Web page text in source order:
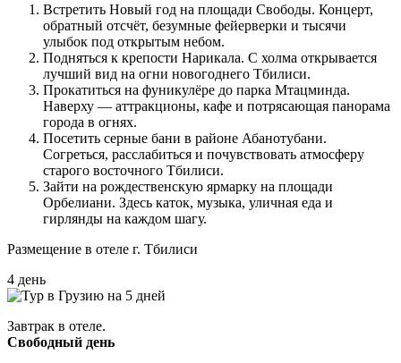
Встретить Новый год на площади Свободы. Концерт,
обратный отсчёт, безумные фейерверки и тысячи
улыбок под открытым небом.
Подняться к крепости Нарикала. С холма открывается
лучший вид на огни новогоднего Тбилиси.
Прокатиться на фуникулёре до парка Мтацминда.
Наверху — аттракционы, кафе и потрясающая панорама
города в огнях.
Посетить серные бани в районе Абанотубани.
Согреться, расслабиться и почувствовать атмосферу
старого восточного Тбилиси.
Зайти на рождественскую ярмарку на площади
Орбелиани. Здесь каток, музыка, уличная еда и
гирлянды на каждом шагу.
Размещение в отеле г. Тбилиси
4 день
Завтрак в отеле.
Свободный день